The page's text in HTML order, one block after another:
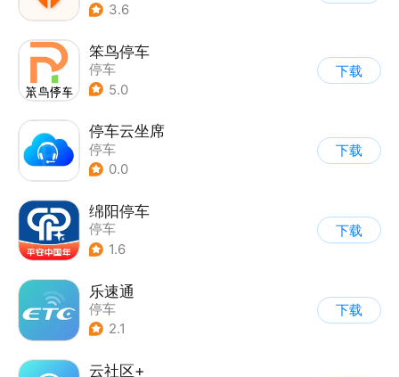
3.6
笨鸟停车
停车
5.0
下载
停车云坐席
停车
0.0
下载
绵阳停车
停车
1.6
下载
乐速通
停车
2.1
下载
云社区+